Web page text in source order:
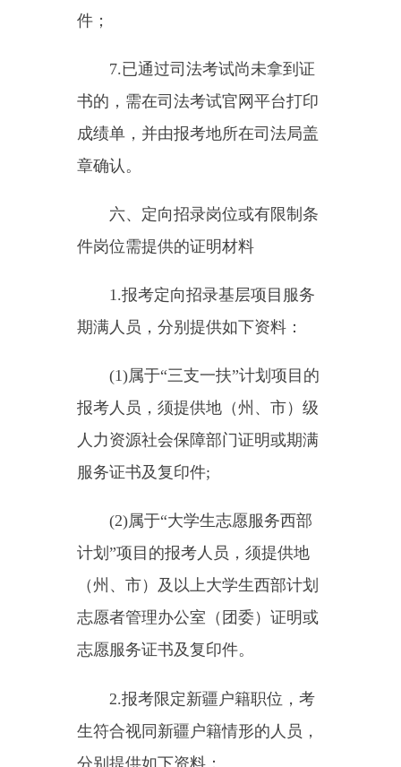
人力资源社会保障部门证明或期满
服务证书及复印件;
(2)属于“大学生志愿服务西部
计划”项目的报考人员，须提供地
志愿者管理办公室（团委）证明或
志愿服务证书及复印件。
2.报考限定新疆户籍职位，考
生符合视同新疆户籍情形的人员，
员、援疆干部、新疆户籍人员的配
偶和子女的，须提供与关系人的关
系证明材料、关系人工作单位证明
西部计划志愿者、“三支一扶”人员
（服务期限为1年的须满6个月及以
上，服务期限为2年的须满12个月
及以上）的，须提供提供地（州、
管理办公室（团委）证明或志愿服
务证书及复印件;